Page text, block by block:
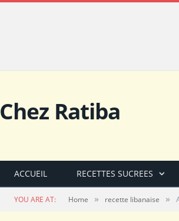
Chez Ratiba
ACCUEIL RECETTES SUCREES
YOU ARE AT: Home » recette libanaise »